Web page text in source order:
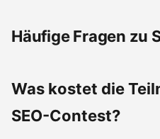
Häufige Fragen zu
Was kostet die
SEO-Contest?